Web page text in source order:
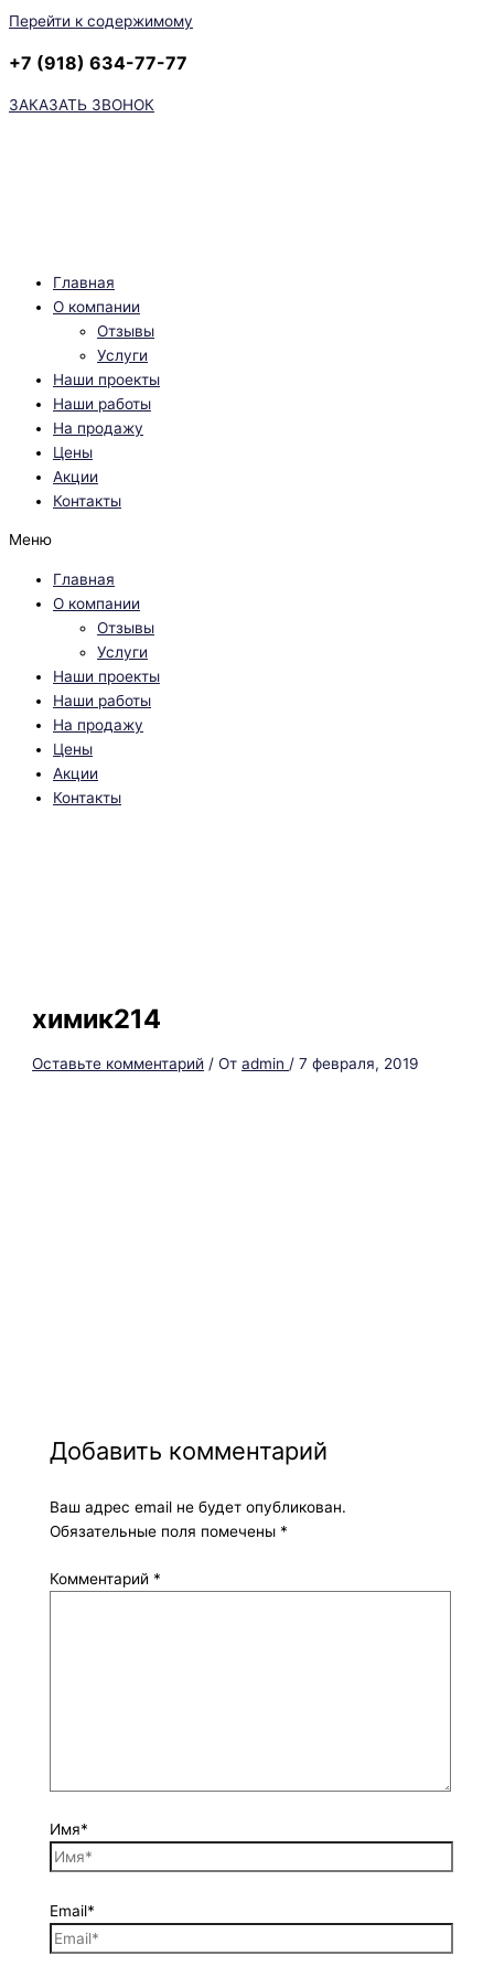
Перейти к содержимому
+7 (918) 634-77-77
ЗАКАЗАТЬ ЗВОНОК
Главная
О компании
Отзывы
Услуги
Наши проекты
Наши работы
На продажу
Цены
Акции
Контакты
Меню
Главная
О компании
Отзывы
Услуги
Наши проекты
Наши работы
На продажу
Цены
Акции
Контакты
химик214
Оставьте комментарий / Отadmin /7 февраля, 2019
Добавить комментарий
Ваш адрес email не будет опубликован.
Обязательные поля помечены *
Комментарий *
Имя*
Email*